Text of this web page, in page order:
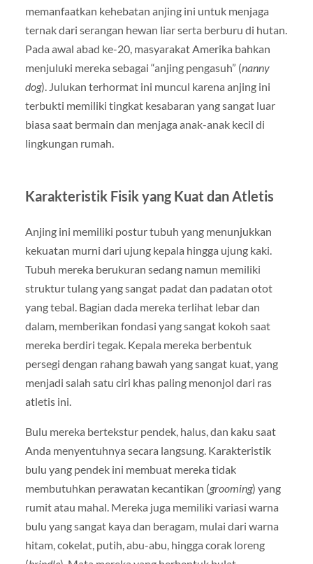
memanfaatkan kehebatan anjing ini untuk menjaga
ternak dari serangan hewan liar serta berburu di hutan.
Pada awal abad ke-20, masyarakat Amerika bahkan
menjuluki mereka sebagai “anjing pengasuh” (nanny
dog). Julukan terhormat ini muncul karena anjing ini
terbukti memiliki tingkat kesabaran yang sangat luar
biasa saat bermain dan menjaga anak-anak kecil di
lingkungan rumah.
Karakteristik Fisik yang Kuat dan Atletis
Anjing ini memiliki postur tubuh yang menunjukkan
kekuatan murni dari ujung kepala hingga ujung kaki.
Tubuh mereka berukuran sedang namun memiliki
struktur tulang yang sangat padat dan padatan otot
yang tebal. Bagian dada mereka terlihat lebar dan
dalam, memberikan fondasi yang sangat kokoh saat
mereka berdiri tegak. Kepala mereka berbentuk
persegi dengan rahang bawah yang sangat kuat, yang
menjadi salah satu ciri khas paling menonjol dari ras
atletis ini.
Bulu mereka bertekstur pendek, halus, dan kaku saat
Anda menyentuhnya secara langsung. Karakteristik
bulu yang pendek ini membuat mereka tidak
membutuhkan perawatan kecantikan (grooming) yang
rumit atau mahal. Mereka juga memiliki variasi warna
bulu yang sangat kaya dan beragam, mulai dari warna
hitam, cokelat, putih, abu-abu, hingga corak loreng